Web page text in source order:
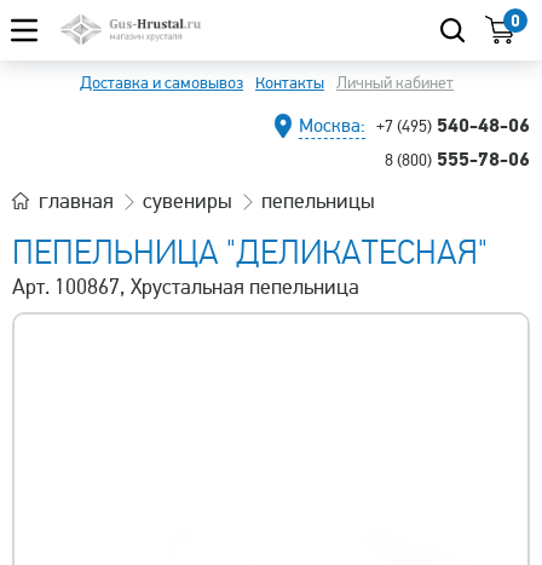
0
Доставка и самовывоз Контакты Личный кабинет
Москва: +7 (495) 540-48-06
8 (800) 555-78-06
главная сувениры пепельницы
ПЕПЕЛЬНИЦА "ДЕЛИКАТЕСНАЯ"
Арт. 100867, Хрустальная пепельница